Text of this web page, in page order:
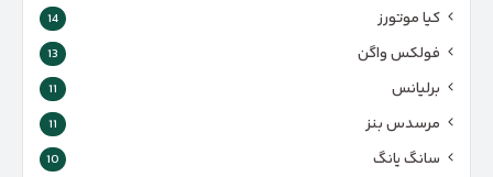
کیا موتورز 14
فولکس واگن 13
برلیانس 11
مرسدس بنز 11
سانگ یانگ 10